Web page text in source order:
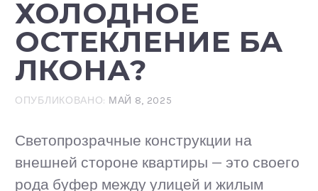
ХОЛОДНОЕ
ОСТЕКЛЕНИЕ БА
ЛКОНА?
ОПУБЛИКОВАНО: МАЙ 8, 2025
Светопрозрачные конструкции на
внешней стороне квартиры — это своего
рода буфер между улицей и жилым